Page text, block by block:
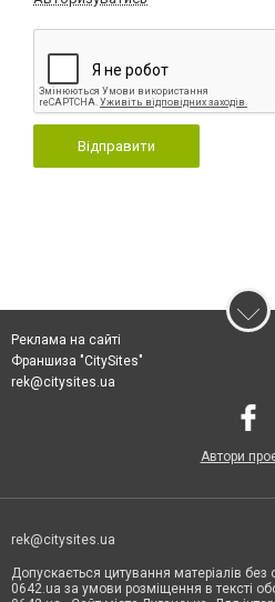
Відправити
Реклама на сайті
Франшиза "CitySites"
rek@citysites.ua
Автори
rek@citysites.ua
Допускається цитування матеріалів
0642.ua за умови розміщення в тексті